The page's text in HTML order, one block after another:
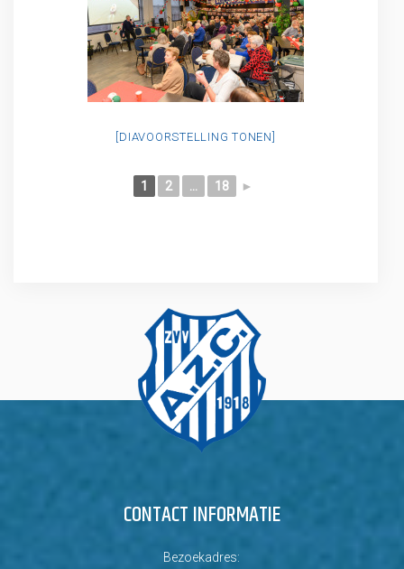
[DIAVOORSTELLING TONEN]
1 2 ... 18 ►
CONTACT INFORMATIE
Bezoekadres: